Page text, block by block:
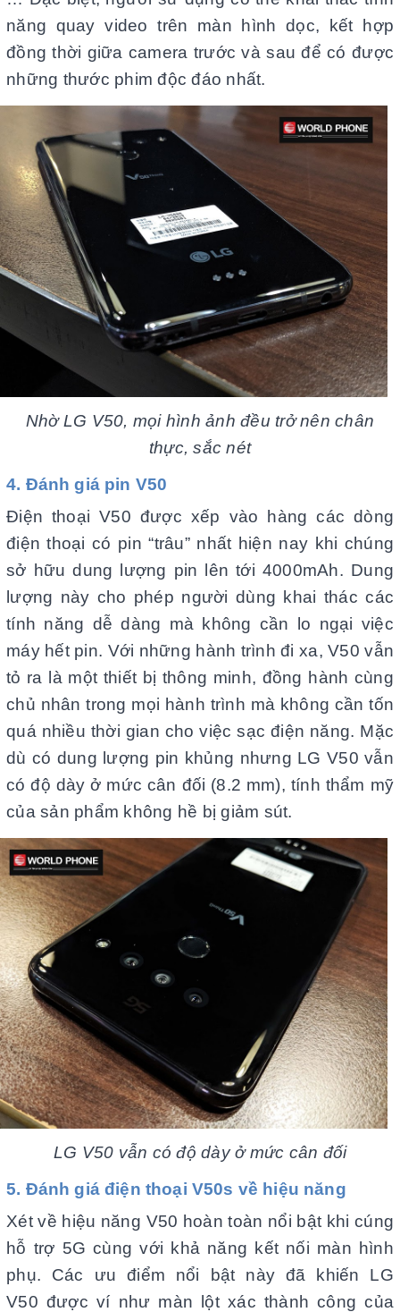
năng quay video trên màn hình dọc, kết hợp
đồng thời giữa camera trước và sau để có được
những thước phim độc đáo nhất.
Nhờ LG V50, mọi hình ảnh đều trở nên chân
thực, sắc nét
4. Đánh giá pin V50
Điện thoại V50 được xếp vào hàng các dòng
điện thoại có pin “trâu” nhất hiện nay khi chúng
sở hữu dung lượng pin lên tới 4000mAh. Dung
lượng này cho phép người dùng khai thác các
tính năng dễ dàng mà không cần lo ngại việc
máy hết pin. Với những hành trình đi xa, V50 vẫn
tỏ ra là một thiết bị thông minh, đồng hành cùng
chủ nhân trong mọi hành trình mà không cần tốn
quá nhiều thời gian cho việc sạc điện năng. Mặc
dù có dung lượng pin khủng nhưng LG V50 vẫn
có độ dày ở mức cân đối (8.2 mm), tính thẩm mỹ
của sản phẩm không hề bị giảm sút.
LG V50 vẫn có độ dày ở mức cân đối
5. Đánh giá điện thoại V50s về hiệu năng
Xét về hiệu năng V50 hoàn toàn nổi bật khi cúng
hỗ trợ 5G cùng với khả năng kết nối màn hình
phụ. Các ưu điểm nổi bật này đã khiến LG
V50 được ví như màn lột xác thành công của